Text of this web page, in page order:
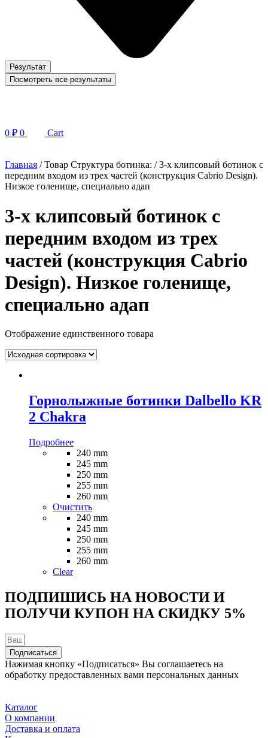
Результат
Посмотреть все результаты
0 ₽ 0 Cart
Главная / Товар Структура ботинка: / 3-х клипсовый ботинок с
передним входом из трех частей (конструкция Cabrio Design).
Низкое голенище, специально адап
3-х клипсовый ботинок с
передним входом из трех
частей (конструкция Cabrio
Design). Низкое голенище,
специально адап
Отображение единственного товара
Горнолыжные ботинки Dalbello KR
2 Chakra
Подробнее
240 mm
245 mm
250 mm
255 mm
260 mm
Очистить
240 mm
245 mm
250 mm
255 mm
260 mm
Clear
ПОДПИШИСЬ НА НОВОСТИ И
ПОЛУЧИ КУПОН НА СКИДКУ 5%
Подписаться
Нажимая кнопку «Подписаться» Вы соглашаетесь на
обработку предоставленных вами персональных данных
Каталог
О компании
Доставка и оплата